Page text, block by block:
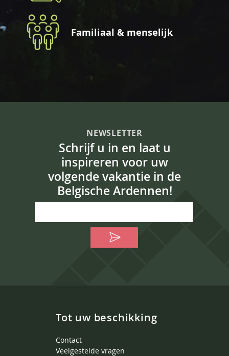
Familiaal & menselijk
NEWSLETTER
Schrijf u in en laat u
inspireren voor uw
volgende vakantie in de
Belgische Ardennen!
Tot uw beschikking
Contact
Veelgestelde vragen